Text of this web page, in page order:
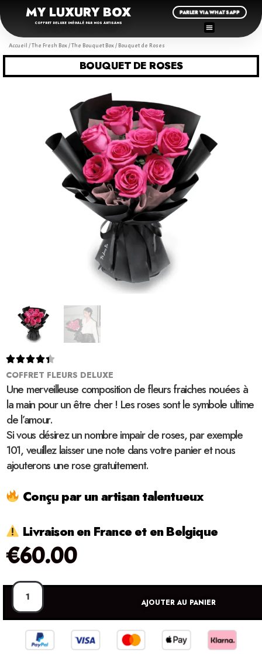
MY LUXURY BOX
COFFRET DELUXE INÉGALÉ PAR NOS ARTISANS
PARLER VIA WHATSAPP
Accueil /The Fresh Box/The Bouquet Box/ Bouquet de Roses
BOUQUET DE ROSES

COFFRET FLEURS DELUXE
Une merveilleuse composition de fleurs fraiches nouées à
la main pour un être cher ! Les roses sont le symbole ultime
de l’amour.
Si vous désirez un nombre impair de roses, par exemple
101, veuillez laisser une note dans votre panier et nous
ajouterons une rose gratuitement.
Conçu par un artisan talentueux
Livraison en France et en Belgique
€60.00
AJOUTER AU PANIER